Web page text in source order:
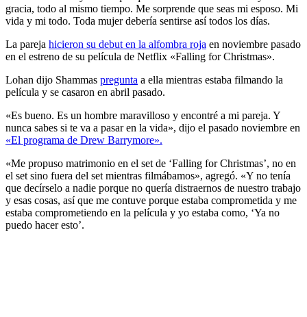
gracia, todo al mismo tiempo. Me sorprende que seas mi esposo. Mi
vida y mi todo. Toda mujer debería sentirse así todos los días.
La pareja hicieron su debut en la alfombra roja en noviembre pasado
en el estreno de su película de Netflix «Falling for Christmas».
Lohan dijo Shammas pregunta a ella mientras estaba filmando la
película y se casaron en abril pasado.
«Es bueno. Es un hombre maravilloso y encontré a mi pareja. Y
nunca sabes si te va a pasar en la vida», dijo el pasado noviembre en
«El programa de Drew Barrymore».
«Me propuso matrimonio en el set de ‘Falling for Christmas’, no en
el set sino fuera del set mientras filmábamos», agregó. «Y no tenía
que decírselo a nadie porque no quería distraernos de nuestro trabajo
y esas cosas, así que me contuve porque estaba comprometida y me
estaba comprometiendo en la película y yo estaba como, ‘Ya no
puedo hacer esto’.